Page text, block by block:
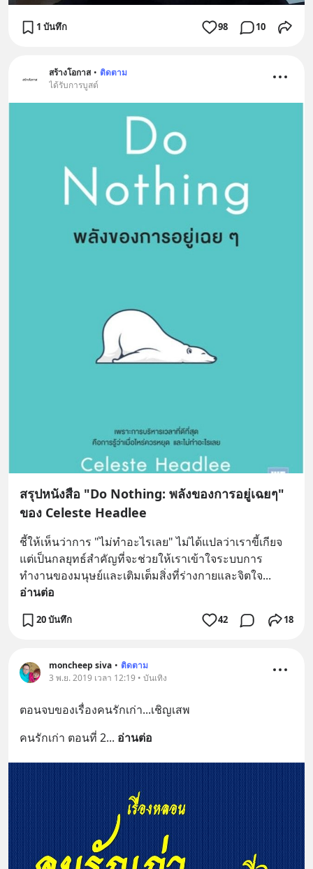
1 บันทึก 98 10
สร้างโอกาส • ติดตาม
ได้รับการบูสต์
สรุปหนังสือ "Do Nothing: พลังของการอยู่เฉยๆ"
ของ Celeste Headlee
ชี้ให้เห็นว่าการ "ไม่ทำอะไรเลย" ไม่ได้แปลว่าเราขี้เกียจ
แต่เป็นกลยุทธ์สำคัญที่จะช่วยให้เราเข้าใจระบบการ
ทำงานของมนุษย์และเติมเต็มสิ่งที่ร่างกายและจิตใจ
อ่านต่อ
20 บันทึก 42 18
moncheep siva • ติดตาม
3 พ.ย. 2019 เวลา 12:19 • บันเทิง
ตอนจบของเรื่องคนรักเก่า...เชิญเสพ
คนรักเก่า ตอนที่ 2... อ่านต่อ